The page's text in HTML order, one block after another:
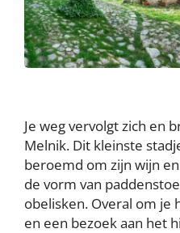
Je weg vervolgt zich en
Melnik. Dit kleinste
beroemd om zijn wijn
de vorm van
obelisken. Overal om je
en een bezoek aan het